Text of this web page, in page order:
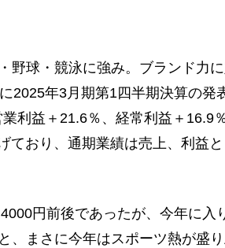
野球・競泳に強み。ブランド力
2025年3月期第1四半期決算の発
利益＋21.6％、経常利益＋16.9
ており、通期業績は売上、利益
円前後であったが、今年に入
、まさに今年はスポーツ熱が盛